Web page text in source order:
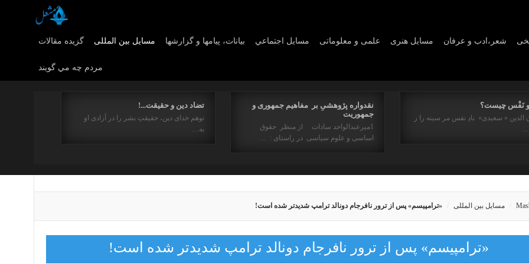
گزیده مقالات مسایل بین المللی بیانات، پیامها و گزارشها مسايل اجتماعي علمی و معلوماتی مسايل هنری شعر،ادب و عرفان
مردم چه مي گويند
تضاد دین و حقیقت...!
توهم خدای دین، حقیقتِ بشر را در آزادی او
به…
نقدواره پژوهشیِ بر مفاهیم جمهوری و
جمهوریت
1میرعبدالواحد سادات از منظر حقوق
اساسی و علوم سیاسی در راستای : …
و نَفْس چیست؟
الدین « سعیدی» بادِ نفس مر سینه را ز
مسایل بین المللی «ترامپیسم» پس از ترور نافرجام دونالد ترامپ شدیدتر شده است!
«ترامپیسم» پس از ترور نافرجام دونالد ترامپ شدیدتر شده است!